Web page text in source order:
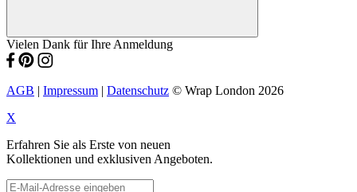
Vielen Dank für Ihre Anmeldung
AGB | Impressum | Datenschutz © Wrap London 2026
X
Erfahren Sie als Erste von neuen
Kollektionen und exklusiven Angeboten.